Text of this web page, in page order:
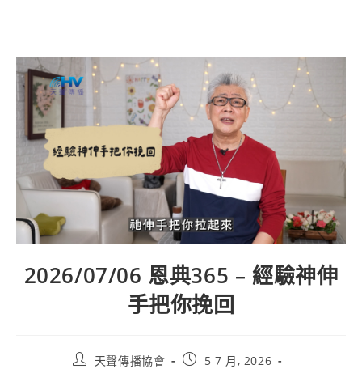
2026/07/06 恩典365 – 經驗神伸
手把你挽回
天聲傳播協會
5 7 月, 2026